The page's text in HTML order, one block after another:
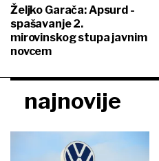
Željko Garača: Apsurd -
spašavanje 2.
mirovinskog stupa javnim
novcem
najnovije